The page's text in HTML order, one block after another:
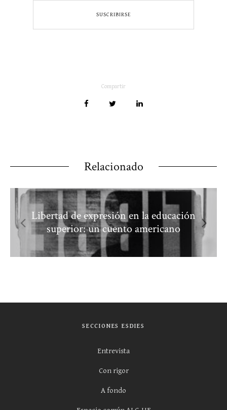
Compartir
Relacionado
Libertad de expresión en la educación
superior: un cuento americano
SECCIONES ESDIES
Entrevista
Con rigor
A fondo